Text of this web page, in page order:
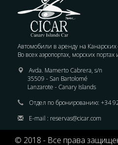
Автомобили в аренду на Канарских
Во всех аэропортах, морских
Avda. Mamerto Cabrera, s/n
35509 - San Bartolomé
Lanzarote - Canary Islands
Отдел по бронированию: +34
E-mail : reservas@cicar.com
© 2018 - Все права